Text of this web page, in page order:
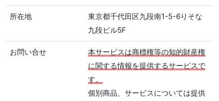
所在地
東京都千代田区九段南1-5-6りそな
九段ビル5F
お問い合せ
本サービスは商標権等の知的財産権
に関する情報を提供するサービスで
す。
個別商品、サービスについては提供